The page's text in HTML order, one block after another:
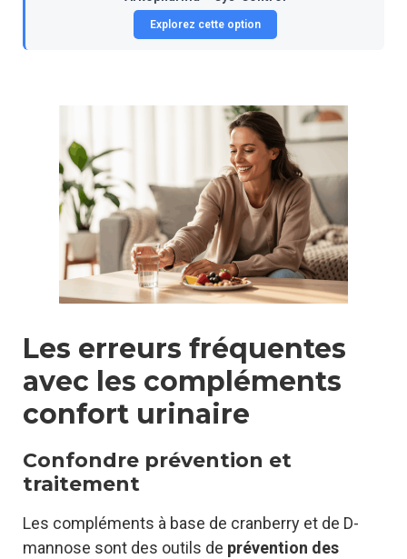
Explorez cette option
Les erreurs fréquentes
avec les compléments
confort urinaire
Confondre prévention et
traitement
Les compléments à base de cranberry et de D-
mannose sont des outils de prévention des